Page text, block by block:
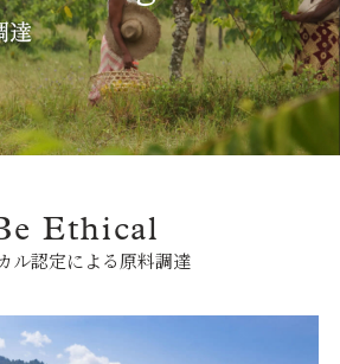
Ethical
ル認定による原料調達